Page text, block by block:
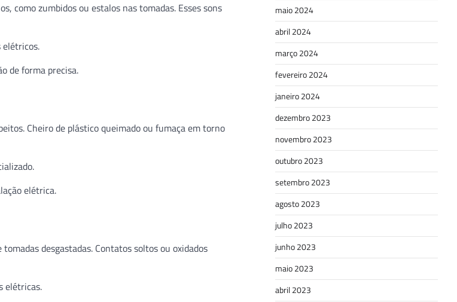
como zumbidos ou estalos nas tomadas. Esses sons
de forma precisa.
Cheiro de plástico queimado ou fumaça em torno
elétrica.
desgastadas. Contatos soltos ou oxidados
elétricas.
maio 2024
abril 2024
março 2024
fevereiro 2024
janeiro 2024
dezembro 2023
novembro 2023
outubro 2023
setembro 2023
agosto 2023
julho 2023
junho 2023
maio 2023
abril 2023